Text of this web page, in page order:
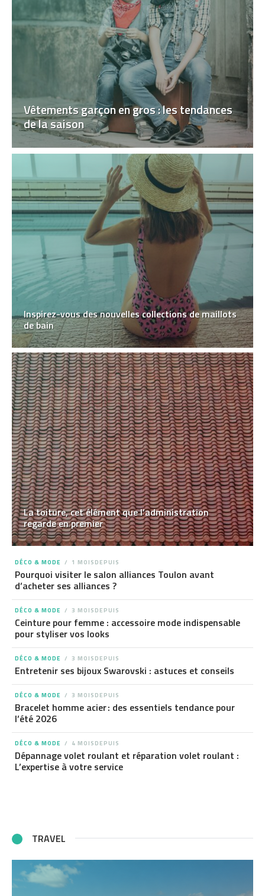
Vêtements garçon en gros : les tendances
de la saison
Inspirez-vous des nouvelles collections de maillots
de bain
La toiture, cet élément que l’administration
regarde en premier
DÉCO & MODE 1 MOISDEPUIS
Pourquoi visiter le salon alliances Toulon avant
d’acheter ses alliances ?
DÉCO & MODE 3 MOISDEPUIS
Ceinture pour femme : accessoire mode indispensable
pour styliser vos looks
DÉCO & MODE 3 MOISDEPUIS
Entretenir ses bijoux Swarovski : astuces et conseils
DÉCO & MODE 3 MOISDEPUIS
Bracelet homme acier : des essentiels tendance pour
l’été 2026
DÉCO & MODE 4 MOISDEPUIS
Dépannage volet roulant et réparation volet roulant :
L’expertise à votre service
TRAVEL